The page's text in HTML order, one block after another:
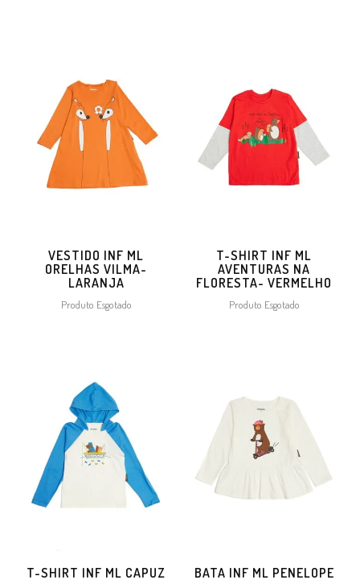
VESTIDO INF ML
ORELHAS VILMA-
LARANJA
Produto Esgotado
T-SHIRT INF ML
AVENTURAS NA
FLORESTA- VERMELHO
Produto Esgotado
T-SHIRT INF ML CAPUZ
BATA INF ML PENELOPE